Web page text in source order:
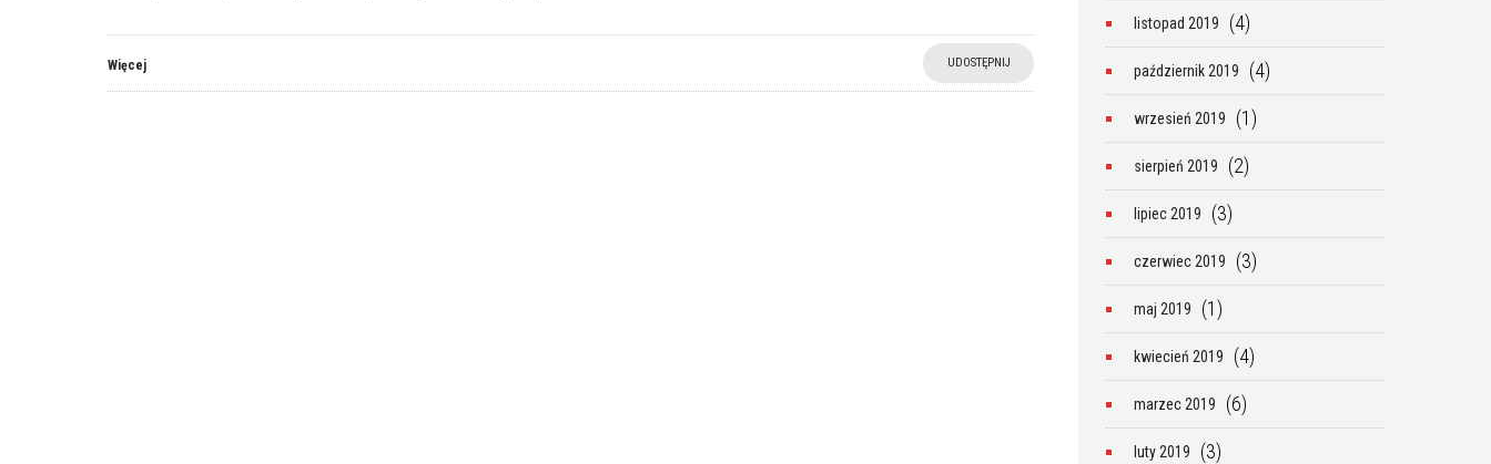
Więcej UDOSTĘPNIJ
listopad 2019 (4)
październik 2019 (4)
wrzesień 2019 (1)
sierpień 2019 (2)
lipiec 2019 (3)
czerwiec 2019 (3)
maj 2019 (1)
kwiecień 2019 (4)
marzec 2019 (6)
luty 2019 (3)